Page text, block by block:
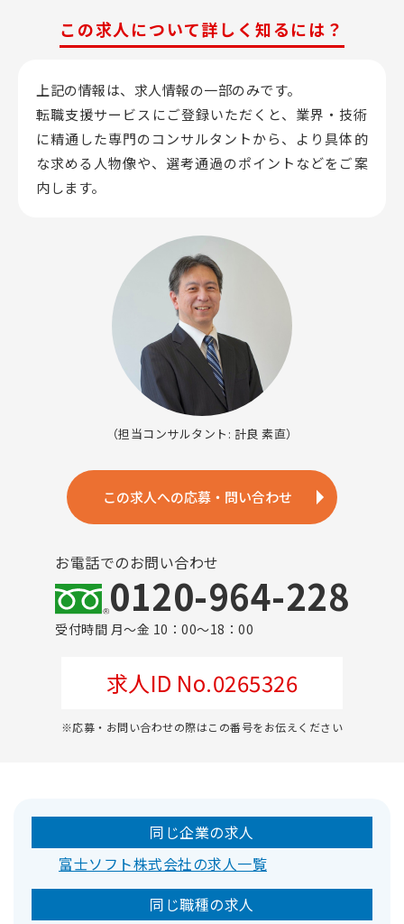
この求人について詳しく知るには？
上記の情報は、求人情報の一部のみです。
転職支援サービスにご登録いただくと、業界・技術
に精通した専門のコンサルタントから、 より具体的
な求める人物像や、選考通過のポイントなどをご案
内します。
（担当コンサルタント: 計良 素直）
この求人への応募・問い合わせ
お電話でのお問い合わせ
0120-964-228
受付時間 月～金 10：00～18：00
求人ID No.0265326
※応募・お問い合わせの際はこの番号をお伝えください
同じ企業の求人
富士ソフト株式会社の求人一覧
同じ職種の求人